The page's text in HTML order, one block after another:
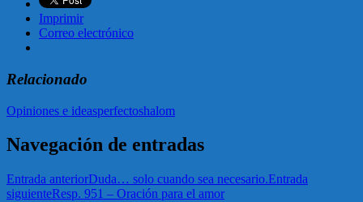
Imprimir
Correo electrónico
Relacionado
Opiniones e ideasperfectoshalom
Navegación de entradas
Entrada anteriorDuda… solo cuando sea necesario.Entrada
siguienteResp. 951 – Oración para el amor